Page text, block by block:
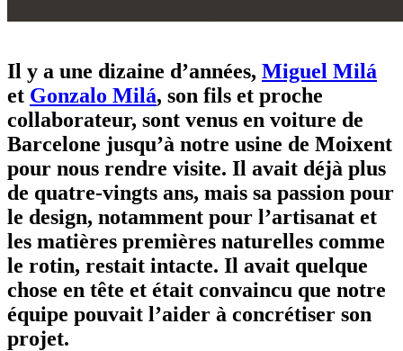
Il y a une dizaine d’années, Miguel Milá
et Gonzalo Milá, son fils et proche
collaborateur, sont venus en voiture de
Barcelone jusqu’à notre usine de Moixent
pour nous rendre visite. Il avait déjà plus
de quatre-vingts ans, mais sa passion pour
le design, notamment pour l’artisanat et
les matières premières naturelles comme
le rotin, restait intacte. Il avait quelque
chose en tête et était convaincu que notre
équipe pouvait l’aider à concrétiser son
projet.